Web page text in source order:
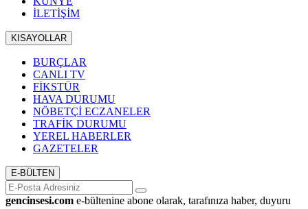
İLETİŞİM
KISAYOLLAR
BURÇLAR
CANLI TV
FİKSTÜR
HAVA DURUMU
NÖBETÇİ ECZANELER
TRAFİK DURUMU
YEREL HABERLER
GAZETELER
E-BÜLTEN
gencinsesi.com e-bültenine abone olarak, tarafınıza haber, duyuru